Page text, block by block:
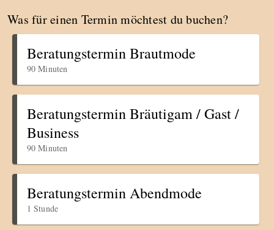
Was für einen Termin möchtest du buchen?
Beratungstermin Brautmode
90 Minuten
Beratungstermin Bräutigam / Gast /
Business
90 Minuten
Beratungstermin Abendmode
1 Stunde